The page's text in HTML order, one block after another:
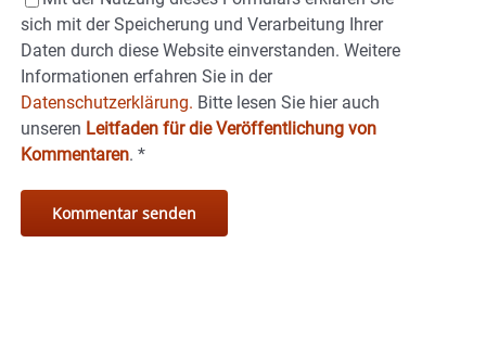
sich mit der Speicherung und Verarbeitung Ihrer
Daten durch diese Website einverstanden. Weitere
Informationen erfahren Sie in der
Datenschutzerklärung. Bitte lesen Sie hier auch
unseren Leitfaden für die Veröffentlichung von
Kommentaren. *